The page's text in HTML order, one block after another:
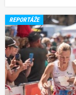
REPORTÁŽE